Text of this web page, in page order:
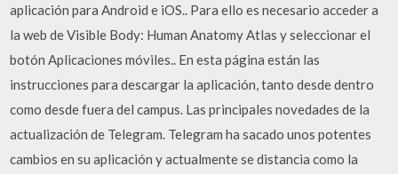
aplicación para Android e iOS.. Para ello es necesario acceder a
la web de Visible Body: Human Anatomy Atlas y seleccionar el
botón Aplicaciones móviles.. En esta página están las
instrucciones para descargar la aplicación, tanto desde dentro
como desde fuera del campus. Las principales novedades de la
actualización de Telegram. Telegram ha sacado unos potentes
cambios en su aplicación y actualmente se distancia como la